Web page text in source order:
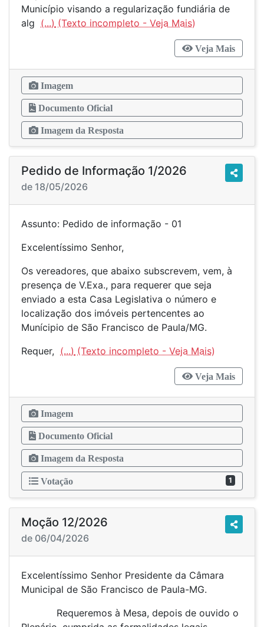
Município visando a regularização fundiária de
alg (...)
Veja Mais
Imagem
Documento Oficial
Imagem da Resposta
Pedido de Informação 1/2026
de 18/05/2026
Assunto: Pedido de informação - 01
Excelentíssimo Senhor,
Os vereadores, que abaixo subscrevem, vem, à
presença de V.Exa., para requerer que seja
enviado a esta Casa Legislativa o número e
localização dos imóveis pertencentes ao
Munícipio de São Francisco de Paula/MG.
Requer, (...)
Veja Mais
Imagem
Documento Oficial
Imagem da Resposta
Votação 1
Moção 12/2026
de 06/04/2026
Excelentíssimo Senhor Presidente da Câmara
Municipal de São Francisco de Paula-MG.
Requeremos à Mesa, depois de ouvido o